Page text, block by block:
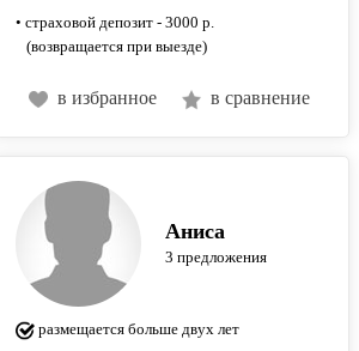
• страховой депозит - 3000 р.
(возвращается при выезде)
в избранное в сравнение
Аниса
3 предложения
размещается больше двух лет